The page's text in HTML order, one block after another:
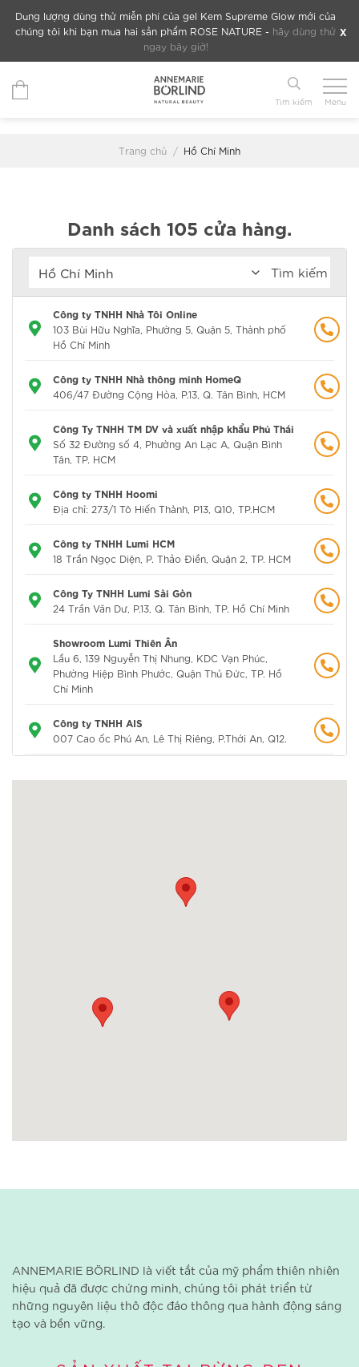
Chuyển
đến
Dung lượng dùng thử miễn phí của gel Kem Supreme Glow mới của
chúng tôi khi bạn mua hai sản phẩm ROSE NATURE - hãy dùng thử
ngay bây giờ!
X
Tìm kiếm Menu
Trang chủ / Hồ Chí Minh
Danh sách 105 cửa hàng.
Tìm kiếm
Công ty TNHH Nhà Tôi Online
103 Bùi Hữu Nghĩa, Phường 5, Quận 5, Thành phố
Hồ Chí Minh
Công ty TNHH Nhà thông minh HomeQ
406/47 Đường Cộng Hòa, P.13, Q. Tân Bình, HCM
Công Ty TNHH TM DV và xuất nhập khẩu Phú Thái
Số 32 Đường số 4, Phường An Lạc A, Quận Bình
Tân, TP. HCM
Công ty TNHH Hoomi
Địa chỉ: 273/1 Tô Hiến Thành, P13, Q10, TP.HCM
Công ty TNHH Lumi HCM
18 Trần Ngọc Diện, P. Thảo Điền, Quận 2, TP. HCM
Công Ty TNHH Lumi Sài Gòn
24 Trần Văn Dư, P.13, Q. Tân Bình, TP. Hồ Chí Minh
Showroom Lumi Thiên Ân
Lầu 6, 139 Nguyễn Thị Nhung, KDC Vạn Phúc,
Phường Hiệp Bình Phước, Quận Thủ Đức, TP. Hồ
Chí Minh
Công ty TNHH AIS
007 Cao ốc Phú An, Lê Thị Riêng, P.Thới An, Q12.
ANNEMARIE BÖRLIND là viết tắt của mỹ phẩm thiên nhiên
hiệu quả đã được chứng minh, chúng tôi phát triển từ
những nguyên liệu thô độc đáo thông qua hành động sáng
tạo và bền vững.